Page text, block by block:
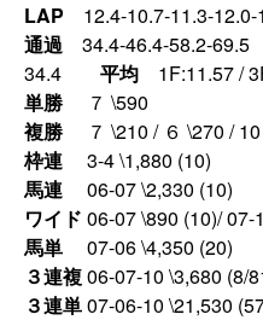
LAP 12.4-10.7-11.3-
通過 34.4-46.4-58.2-69.5
34.4 平均 1F:11.57 /
単勝
７ \590
複勝
７ \210 / ６ \270 /
枠連
3-4 \1,880 (10)
馬連
06-07 \2,330 (10)
ワイド 06-07 \890 (10)/ 07-
馬単
07-06 \4,350 (20)
３連複06-07-10 \3,680 (8/
３連単07-06-10 \21,530